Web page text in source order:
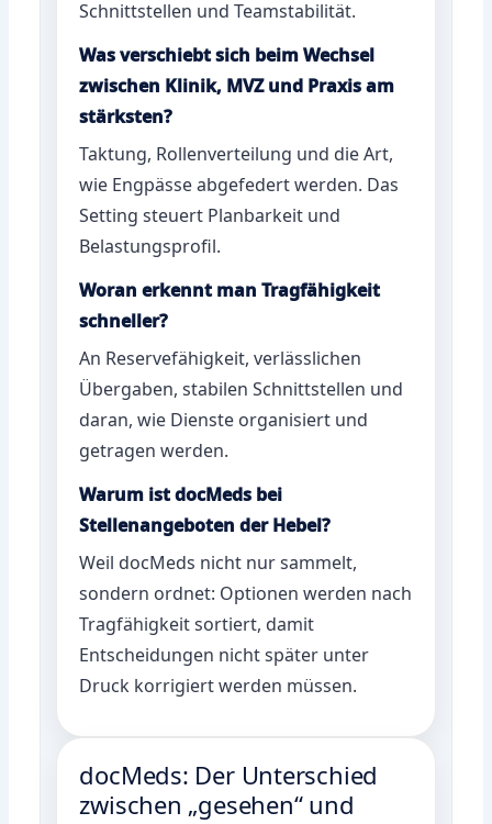
Schnittstellen und Teamstabilität.
Was verschiebt sich beim Wechsel
zwischen Klinik, MVZ und Praxis am
stärksten?
Taktung, Rollenverteilung und die Art,
wie Engpässe abgefedert werden. Das
Setting steuert Planbarkeit und
Belastungsprofil.
Woran erkennt man Tragfähigkeit
schneller?
An Reservefähigkeit, verlässlichen
Übergaben, stabilen Schnittstellen und
daran, wie Dienste organisiert und
getragen werden.
Warum ist docMeds bei
Stellenangeboten der Hebel?
Weil docMeds nicht nur sammelt,
sondern ordnet: Optionen werden nach
Tragfähigkeit sortiert, damit
Entscheidungen nicht später unter
Druck korrigiert werden müssen.
docMeds: Der Unterschied
zwischen „gesehen“ und